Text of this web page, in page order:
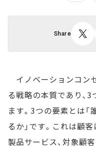
Share
イノベーションコン
る戦略の本質であり、
ます。3つの要素とは「
るか」です。これは顧
製品サービス、対象顧